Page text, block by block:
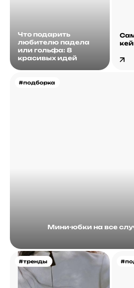
Что подарить
любителю падела
или гольфа: 8
красивых идей
#подборка
Мини-юбки на все
#тренды